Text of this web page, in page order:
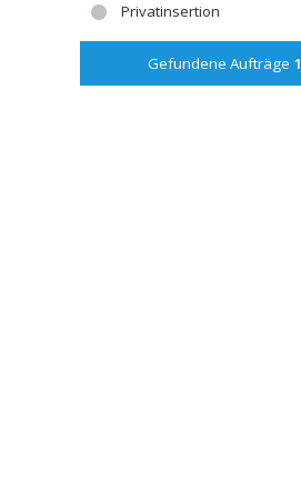
Privatinsertion
Gefundene Aufträge 1